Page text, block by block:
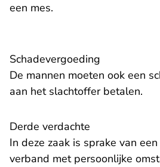
een mes.
Schadevergoeding
De mannen moeten ook een
aan het slachtoffer betalen.
Derde verdachte
In deze zaak is sprake van
verband met persoonlijke